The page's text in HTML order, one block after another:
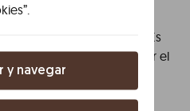
de seguridad durante el
por la Policía Municipal. Es
el trabajo desarrollado por el
implica a cada
los consejos para
y navegar